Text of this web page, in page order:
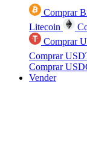
Comprar
Litecoin
Comprar
Comprar
Comprar
Vender